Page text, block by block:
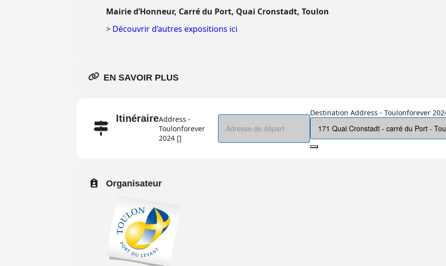
Mairie d’Honneur, Carré du Port, Quai Cronstadt, Toulon
> Découvrir d’autres expositions ici
EN SAVOIR PLUS
ItinéraireAddress -
Toulonforever
2024 []
Destination Address - Toulonforever
Organisateur